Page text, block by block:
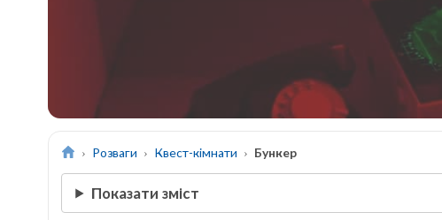
Розваги Квест-кімнати Бункер
Показати зміст